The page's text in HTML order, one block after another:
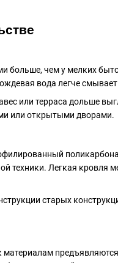
больше, чем у мелких
вода легче
или терраса дольше
или открытыми дворами.
техники. Легкая
старых